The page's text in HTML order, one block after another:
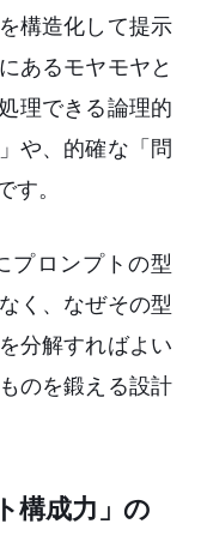
構造化して提示
あるモヤモヤと
理できる論理的
や、的確な「問
す。
プロンプトの型
く、なぜその型
分解すればよい
のを鍛える設計
構成力」の